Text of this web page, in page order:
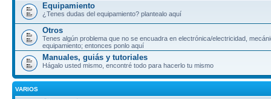
Equipamiento
¿Tenes dudas del equipamiento? plantealo aquí
Otros
Tenes algún problema que no se encuadra en electrónica/electricidad,
equipamiento; entonces ponlo aquí
Manuales, guiás y tutoriales
Hágalo usted mismo, encontré todo para hacerlo tu mismo
VARIOS